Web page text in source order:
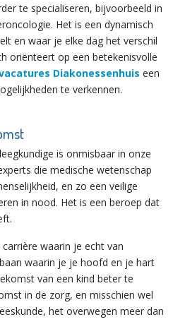
te specialiseren, bijvoorbeeld in
Het is een dynamisch
en waar je elke dag het verschil
oriënteert op een betekenisvolle
Diakonessenhuis een
te verkennen.
is onmisbaar in onze
die medische wetenschap
en zo een veilige
in nood. Het is een beroep dat
waarin je echt van
waarin je je hoofd en je hart
van een kind beter te
in de zorg, en misschien wel
het overwegen meer dan